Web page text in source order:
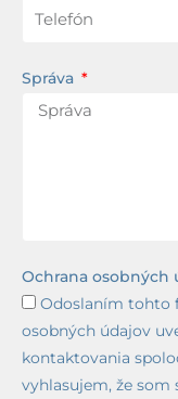
Správa
Ochrana osobných
Odoslaním tohto
osobných údajov
kontaktovania
vyhlasujem, že som